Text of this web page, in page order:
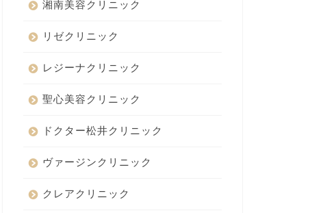
湘南美容クリニック
リゼクリニック
レジーナクリニック
聖心美容クリニック
ドクター松井クリニック
ヴァージンクリニック
クレアクリニック